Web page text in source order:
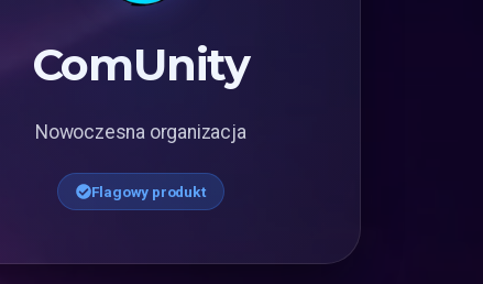
ComUnity
Nowoczesna organizacja
Flagowy produkt